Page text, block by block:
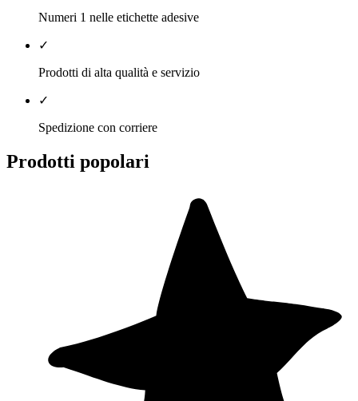
Numeri 1 nelle etichette adesive
✓
Prodotti di alta qualità e servizio
✓
Spedizione con corriere
Prodotti popolari